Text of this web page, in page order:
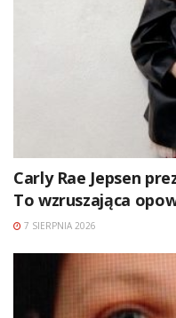
Carly Rae Jepsen
To wzruszająca
7 SIERPNIA 2026